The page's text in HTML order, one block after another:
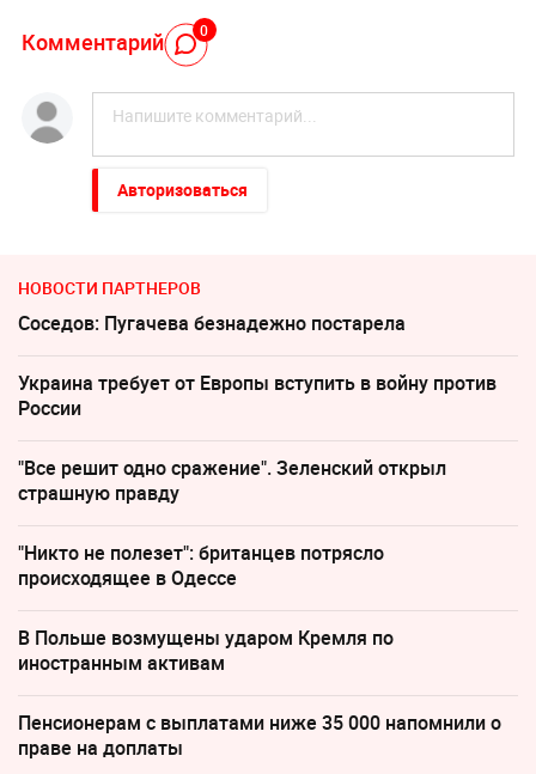
Комментарий 0
Авторизоваться
НОВОСТИ ПАРТНЕРОВ
Соседов: Пугачева безнадежно постарела
Украина требует от Европы вступить в войну против
России
"Все решит одно сражение". Зеленский открыл
страшную правду
"Никто не полезет": британцев потрясло
происходящее в Одессе
В Польше возмущены ударом Кремля по
иностранным активам
Пенсионерам с выплатами ниже 35 000 напомнили о
праве на доплаты